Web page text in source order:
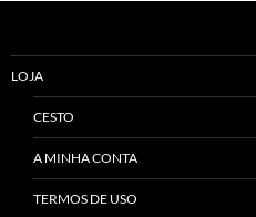
LOJA
CESTO
A MINHA CONTA
TERMOS DE USO